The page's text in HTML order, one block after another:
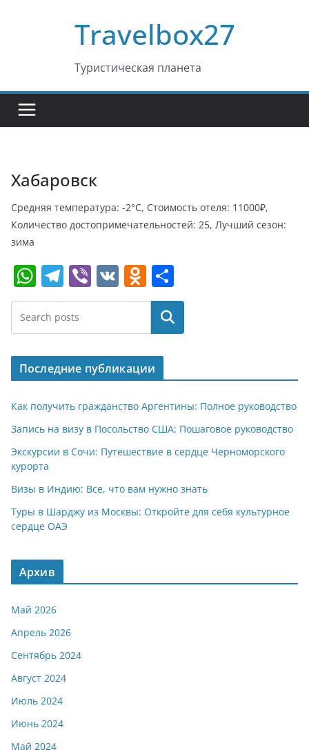
Travelbox27
Туристическая планета
Хабаровск
Средняя температура: -2°C, Стоимость отеля: 11000₽,
Количество достопримечательностей: 25, Лучший сезон:
зима
W
h
at
s
A
p
p
T
el
e
gr
a
m
Vi
b
V
K
O
d
o
kl
a
ss
ni
ki
т
п
р
в
и
т
ь
Поиск
Последние публикации
Как получить гражданство Аргентины: Полное руководство
Запись на визу в Посольство США: Пошаговое руководство
Экскурсии в Сочи: Путешествие в сердце Черноморского
курорта
Визы в Индию: Все, что вам нужно знать
Туры в Шарджу из Москвы: Откройте для себя культурное
сердце ОАЭ
Архив
Май 2026
Апрель 2026
Сентябрь 2024
Август 2024
Июль 2024
Июнь 2024
Май 2024